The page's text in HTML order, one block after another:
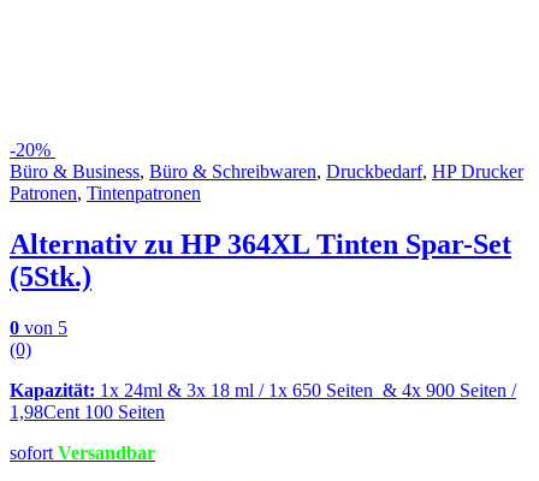
-20%
Büro & Business, Büro & Schreibwaren, Druckbedarf, HP Drucker
Patronen, Tintenpatronen
Alternativ zu HP 364XL Tinten Spar-Set
(5Stk.)
0 von 5
(0)
Kapazität: 1x 24ml & 3x 18 ml / 1x 650 Seiten & 4x 900 Seiten /
1,98Cent 100 Seiten
sofort Versandbar